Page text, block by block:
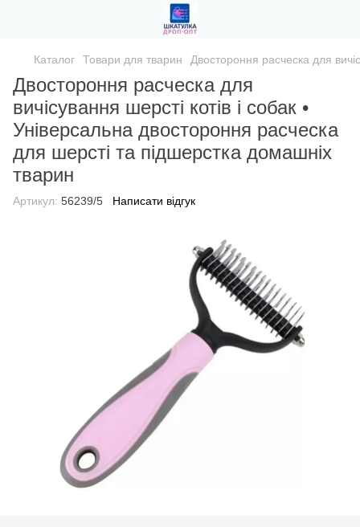
Каталог Товари для тварин Двостороння расческа для
Двостороння расческа для
вичісування шерсті котів і собак •
Універсальна двостороння расческа
для шерсті та підшерстка домашніх
тварин
Артикул: 56239/5 Написати відгук